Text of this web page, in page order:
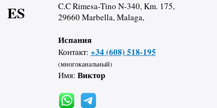
ES
C.C Rimesa-Tino N-340, Km. 175,
29660 Marbella, Malaga,
Испания
Контакт: +34 (608) 518-195
(многоканальный)
Имя: Виктор